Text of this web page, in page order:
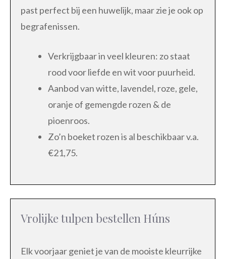
past perfect bij een huwelijk, maar zie je ook op
begrafenissen.
Verkrijgbaar in veel kleuren: zo staat
rood voor liefde en wit voor puurheid.
Aanbod van witte, lavendel, roze, gele,
oranje of gemengde rozen & de
pioenroos.
Zo’n boeket rozen is al beschikbaar v.a.
€21,75.
Vrolijke tulpen bestellen Húns
Elk voorjaar geniet je van de mooiste kleurrijke